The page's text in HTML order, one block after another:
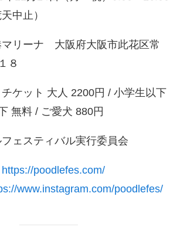
中止）
マリーナ 大阪府大阪市此花区常
８
ケット 大人 2200円 / 小学生以下
無料 / ご愛犬 880円
ェスティバル実行委員会
https://poodlefes.com/
www.instagram.com/poodlefes/